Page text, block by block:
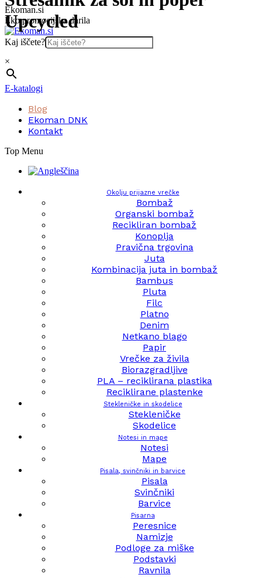
Skip
to
content
Ekoman.si
Eko promocijska darila
Kaj iščete?
×
E-katalogi
Blog
Ekoman DNK
Kontakt
Top Menu
Okolju prijazne vrečke
Bombaž
Organski bombaž
Recikliran bombaž
Konoplja
Pravična trgovina
Juta
Kombinacija juta in bombaž
Bambus
Pluta
Filc
Platno
Denim
Netkano blago
Papir
Vrečke za živila
Biorazgradljive
PLA – reciklirana plastika
Reciklirane plastenke
Stekleničke in skodelice
Stekleničke
Skodelice
Notesi in mape
Notesi
Mape
Pisala, svinčniki in barvice
Pisala
Svinčniki
Barvice
Pisarna
Peresnice
Namizje
Podloge za miške
Podstavki
Ravnila
Upcycled